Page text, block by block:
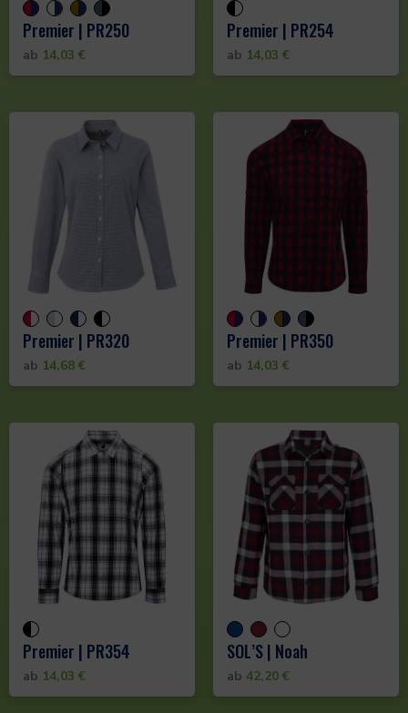
Premier | PR250
ab 14,03 €
Premier | PR254
ab 14,03 €
Premier | PR320
ab 14,68 €
Premier | PR350
ab 14,03 €
Premier | PR354
ab 14,03 €
SOL’S | Noah
ab 42,20 €